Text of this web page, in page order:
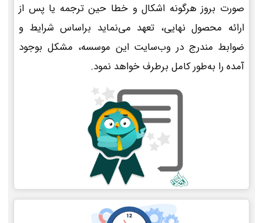
صورت بروز هرگونه اشکال و خطا حین ترجمه یا پس از
ارائه محصول نهایی، تعهد می‌نماید براساس شرایط و
ضوابط مندرج در وب‌سایت این موسسه، مشکل بوجود
آمده را به‌طور کامل برطرف خواهد نمود.